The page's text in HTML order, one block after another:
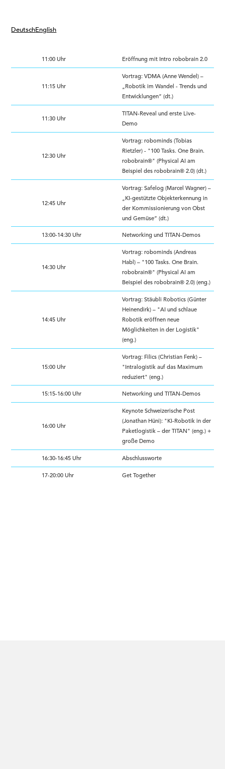
DeutschEnglish
11:00 Uhr Eröffnung mit Intro robobrain 2.0
11:15 Uhr
Vortrag: VDMA (Anne Wendel) –
„Robotik im Wandel - Trends und
Entwicklungen“ (dt.)
11:30 Uhr
TITAN-Reveal und erste Live-
Demo
12:30 Uhr
Vortrag: robominds (Tobias
Rietzler) - "100 Tasks. One Brain.
robobrain®" (Physical AI am
Beispiel des robobrain® 2.0) (dt.)
12:45 Uhr
Vortrag: Safelog (Marcel Wagner) –
„KI-gestützte Objekterkennung in
der Kommissionierung von Obst
und Gemüse“ (dt.)
13:00-14:30 Uhr Networking und TITAN-Demos
14:30 Uhr
Vortrag: robominds (Andreas
Habl) – "100 Tasks. One Brain.
robobrain®" (Physical AI am
Beispiel des robobrain® 2.0) (eng.)
14:45 Uhr
Vortrag: Stäubli Robotics (Günter
Heinendirk) – "AI und schlaue
Robotik eröffnen neue
Möglichkeiten in der Logistik"
(eng.)
15:00 Uhr
Vortrag: Filics (Christian Fenk) –
"Intralogistik auf das Maximum
reduziert" (eng.)
15:15-16:00 Uhr Networking und TITAN-Demos
16:00 Uhr
Keynote Schweizerische Post
(Jonathan Hüni): "KI-Robotik in der
Paketlogistik – der TITAN" (eng.) +
große Demo
16:30-16:45 Uhr Abschlussworte
17-20:00 Uhr Get Together